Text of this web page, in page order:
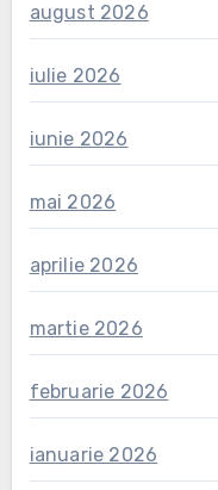
august 2026
iulie 2026
iunie 2026
mai 2026
aprilie 2026
martie 2026
februarie 2026
ianuarie 2026